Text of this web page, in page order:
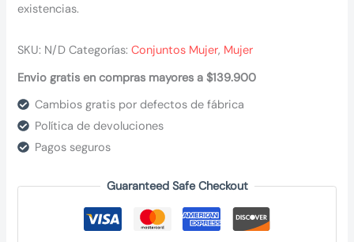
existencias.
SKU: N/D Categorías:Conjuntos Mujer, Mujer
Envio gratis en compras mayores a $139.900
Cambios gratis por defectos de fábrica
Política de devoluciones
Pagos seguros
Guaranteed Safe Checkout